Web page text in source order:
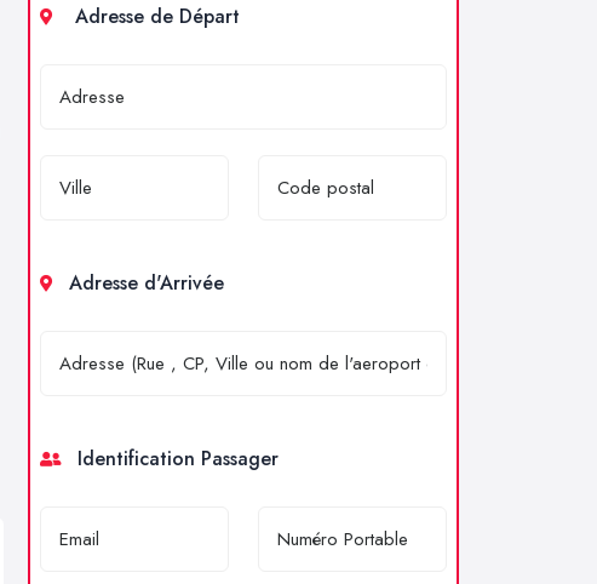
Adresse de Départ
Adresse d'Arrivée
Identification Passager